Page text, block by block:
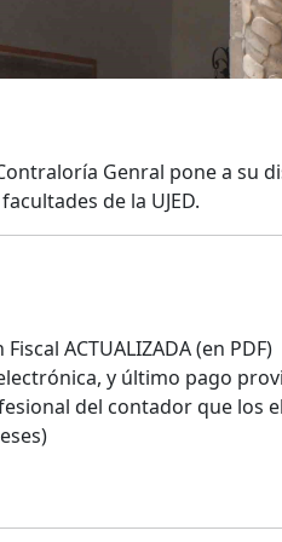
Genral pone a
de la UJED.
ACTUALIZADA (en PDF)
y último pago
del contador que los